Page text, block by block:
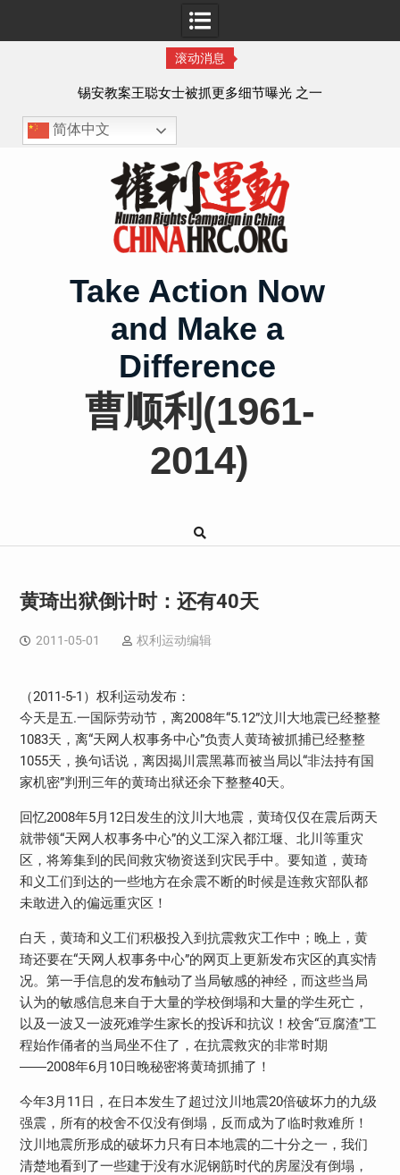
滚动消息
锡安教案王聪女士被抓更多细节曝光 之一
简体中文
Take Action Now
and Make a
Difference
曹顺利(1961-
2014)
黄琦出狱倒计时：还有40天
2011-05-01 权利运动编辑
（2011-5-1）权利运动发布：
今天是五.一国际劳动节，离2008年“5.12”汶川大地震已经整整
1083天，离“天网人权事务中心”负责人黄琦被抓捕已经整整
1055天，换句话说，离因揭川震黑幕而被当局以“非法持有国
家机密”判刑三年的黄琦出狱还余下整整40天。
回忆2008年5月12日发生的汶川大地震，黄琦仅仅在震后两天
就带领“天网人权事务中心”的义工深入都江堰、北川等重灾
区，将筹集到的民间救灾物资送到灾民手中。要知道，黄琦
和义工们到达的一些地方在余震不断的时候是连救灾部队都
未敢进入的偏远重灾区！
白天，黄琦和义工们积极投入到抗震救灾工作中；晚上，黄
琦还要在“天网人权事务中心”的网页上更新发布灾区的真实情
况。第一手信息的发布触动了当局敏感的神经，而这些当局
认为的敏感信息来自于大量的学校倒塌和大量的学生死亡，
以及一波又一波死难学生家长的投诉和抗议！校舍“豆腐渣”工
程始作俑者的当局坐不住了，在抗震救灾的非常时期
――2008年6月10日晚秘密将黄琦抓捕了！
今年3月11日，在日本发生了超过汶川地震20倍破坏力的九级
强震，所有的校舍不仅没有倒塌，反而成为了临时救难所！
汶川地震所形成的破坏力只有日本地震的二十分之一，我们
清楚地看到了一些建于没有水泥钢筋时代的房屋没有倒塌，